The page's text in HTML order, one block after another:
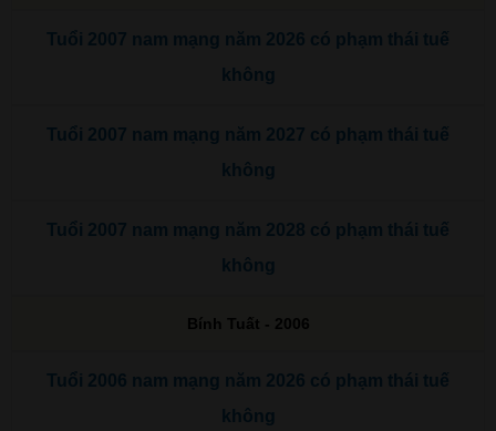
Tuổi 2007 nam mạng năm 2026 có phạm thái tuế
không
Tuổi 2007 nam mạng năm 2027 có phạm thái tuế
không
Tuổi 2007 nam mạng năm 2028 có phạm thái tuế
không
Bính Tuất - 2006
Tuổi 2006 nam mạng năm 2026 có phạm thái tuế
không